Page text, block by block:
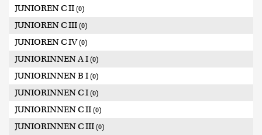
JUNIOREN C II (0)
JUNIOREN C III (0)
JUNIOREN C IV(0)
JUNIORINNEN A I (0)
JUNIORINNEN B I (0)
JUNIORINNEN C I (0)
JUNIORINNEN C II (0)
JUNIORINNEN C III (0)